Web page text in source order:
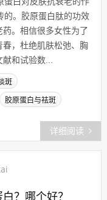
的。胶原蛋白肽的功效
。相信很多女性为了
，杜绝肌肤松弛、胸
和试验数...
斑
胶原蛋白与祛斑
详细阅读
？哪个好？